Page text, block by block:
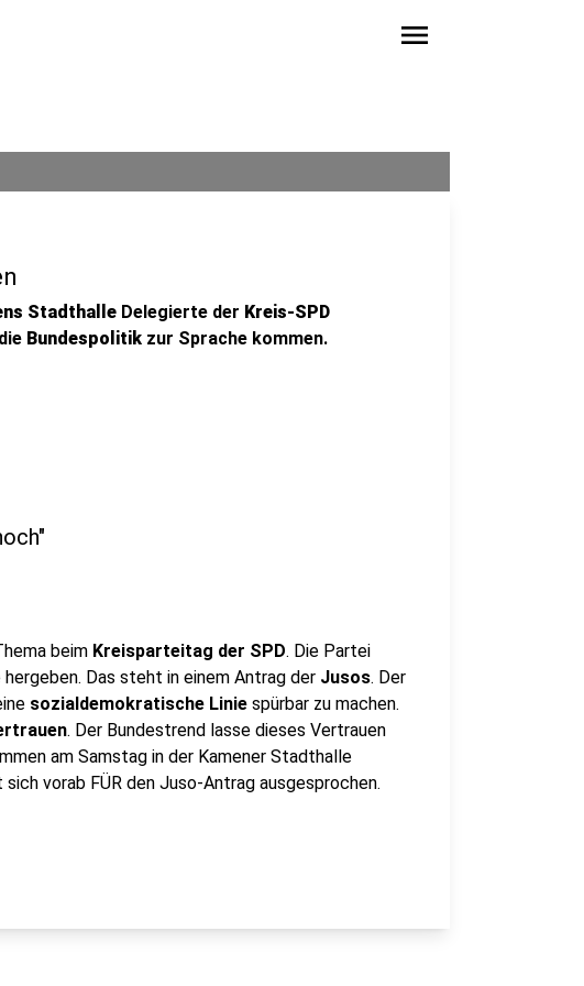
menu
Stadthalle Delegierte der Kreis-SPD
Bundespolitik zur Sprache kommen.
beim Kreisparteitag der SPD. Die Partei
Das steht in einem Antrag der Jusos. Der
sozialdemokratische Linie spürbar zu machen.
. Der Bundestrend lasse dieses Vertrauen
am Samstag in der Kamener Stadthalle
sich vorab FÜR den Juso-Antrag ausgesprochen.